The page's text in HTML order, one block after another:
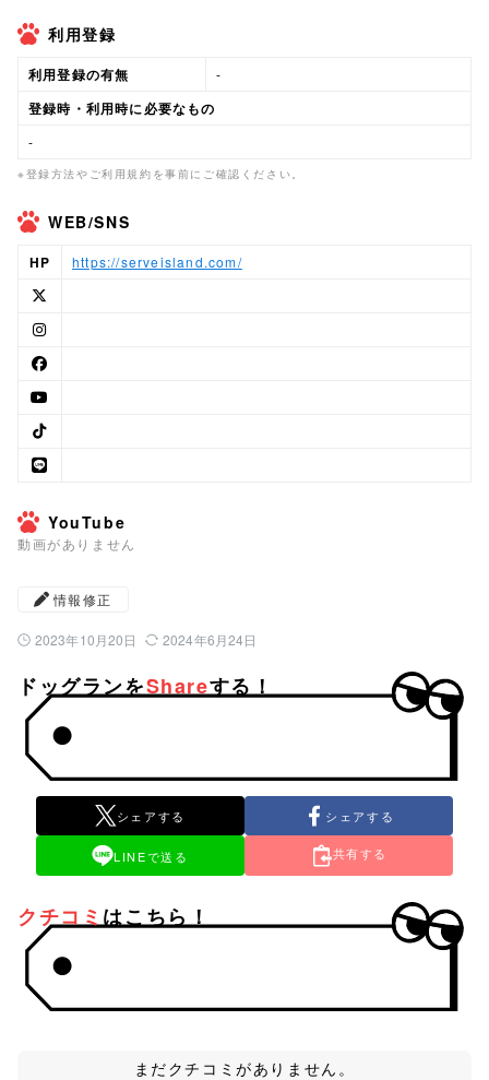
利用登録
利用登録の有無 -
登録時・利用時に必要なもの
-
※登録方法やご利用規約を事前にご確認ください。
WEB/SNS
HP https://serveisland.com/
YouTube
動画がありません
情報修正
公開日：
2023年10月20日 最終更新日：
2024年6月24日
ドッグランをShareする！
シェアする シェアする
LINEで送る 共有する
クチコミ はこちら！
まだクチコミがありません。